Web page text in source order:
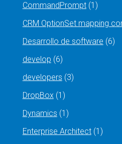
CommandPrompt(1)
CRM OptionSet mapping
Desarrollo de software (6)
develop (6)
developers (3)
DropBox(1)
Dynamics (1)
Enterprise Architect(1)